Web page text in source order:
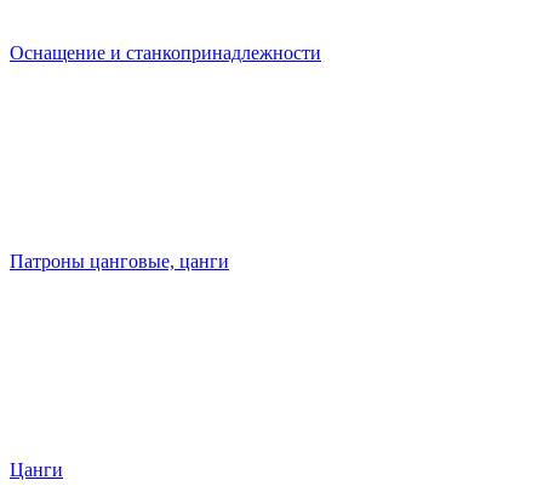
Оснащение и станкопринадлежности
Патроны цанговые, цанги
Цанги